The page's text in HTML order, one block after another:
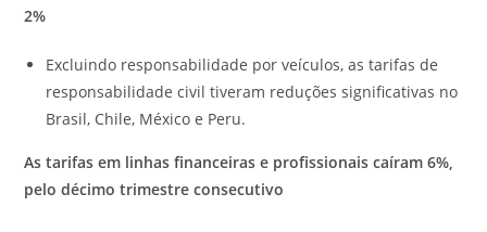
2%
Excluindo responsabilidade por veículos, as tarifas de
responsabilidade civil tiveram reduções significativas no
Brasil, Chile, México e Peru.
As tarifas em linhas financeiras e profissionais caíram 6%,
pelo décimo trimestre consecutivo